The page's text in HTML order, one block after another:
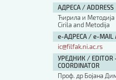
АДРЕСА / ADDRESS
Ћирила и
Cirila and Metodija
е-АДРЕСА / e-MAIL
ic@filfak.ni.ac.rs
УРЕДНИК /
COORDINATOR
Проф. др Бојана